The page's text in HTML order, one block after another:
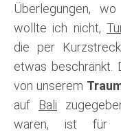
Überlegungen,
wollte ich nicht,
die per
etwas beschränkt.
von unserem
auf Bali
waren, ist für